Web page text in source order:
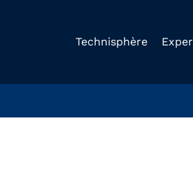
Technisphère